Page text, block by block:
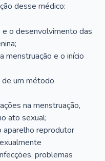
desse médico:
o desenvolvimento das
menstruação e o início
um método
na menstruação,
ato sexual;
aparelho reprodutor
problemas